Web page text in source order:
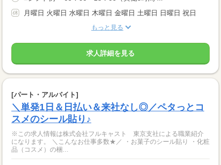
月曜日 火曜日 水曜日 木曜日 金曜日 土曜日 日曜日 祝日
もっと見る
求人詳細を見る
[パート・アルバイト]
＼単発1日＆日払い＆来社なし◎／ペタっとコ
スメのシール貼り♪
※この求人情報は株式会社フルキャスト 東京支社による職業紹介
になります。 ＼こんなお仕事多数★／ ・お菓子のシール貼り ・化粧
品（コスメ）の梱...